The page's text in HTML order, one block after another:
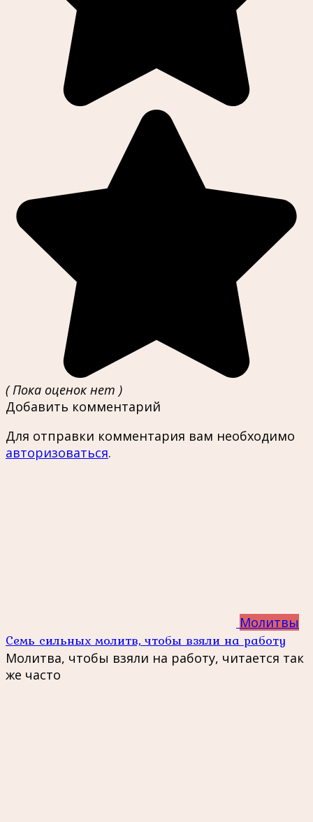
( Пока оценок нет )
Добавить комментарий
Для отправки комментария вам необходимо
авторизоваться.
Молитвы
Семь сильных молитв, чтобы взяли на работу
Молитва, чтобы взяли на работу, читается так
же часто